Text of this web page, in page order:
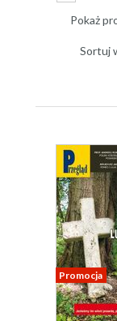
Pokaż
Sortuj
Promocja